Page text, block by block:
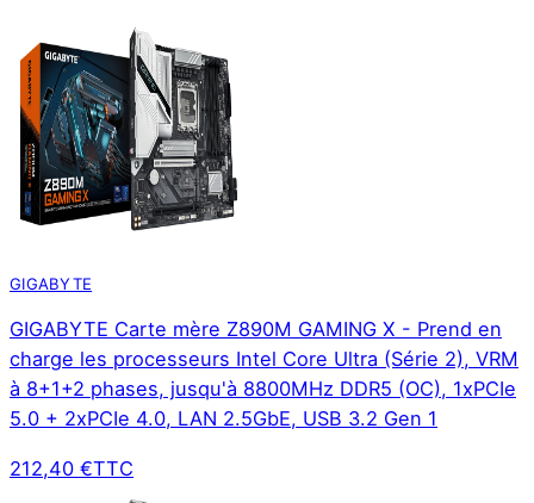
GIGABYTE
GIGABYTE Carte mère Z890M GAMING X - Prend en
charge les processeurs Intel Core Ultra (Série 2), VRM
à 8+1+2 phases, jusqu'à 8800MHz DDR5 (OC), 1xPCIe
5.0 + 2xPCIe 4.0, LAN 2.5GbE, USB 3.2 Gen 1
212,40 €TTC